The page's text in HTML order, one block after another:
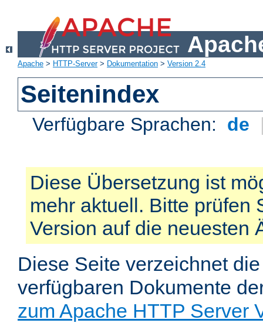
Apache > HTTP-Server> Dokumentation > Version 2.4
Seitenindex
Verfügbare Sprachen: de
Diese Übersetzung ist
mehr aktuell. Bitte prüfen
Version auf die neuesten
Diese Seite verzeichnet
verfügbaren Dokumente
zum Apache HTTP Server